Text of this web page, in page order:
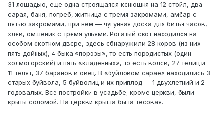
31 лошадью, еще одна строящаяся конюшня на 12 стойл, два
сарая, баня, погреб, житница с тремя закромами, амбар с
пятью закромами, при нем — чугунная доска для битья часов,
хлев, омшеник с тремя ульями. Рогатый скот находился на
особом скотном дворе, здесь обнаружили 28 коров (из них
пять дойных), 4 быка «порозы», то есть породистых (один
холмогорский) и пять «кладенных», то есть волов, 27 телиц и
11 телят, 37 баранов и овец. В «буйловом сарае» находились 3
старых буйвола, 5 буйволиц и их приплод — 1 двухлетний и 2
годовалых. Все постройки в усадьбе, кроме церкви, были
крыты соломой. На церкви крыша была тесовая.